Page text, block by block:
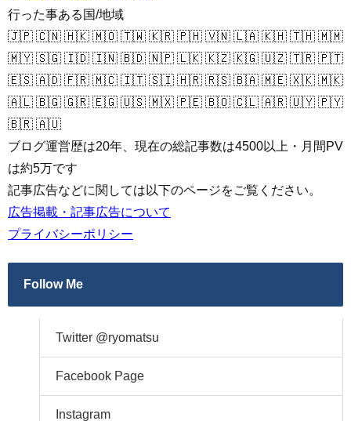
行った事ある国/地域
🇯🇵 🇨🇳 🇭🇰 🇲🇴 🇹🇼 🇰🇷 🇵🇭 🇻🇳 🇱🇦 🇰🇭 🇹🇭 🇲🇲
🇲🇾 🇸🇬 🇮🇩 🇮🇳 🇧🇩 🇳🇵 🇱🇰 🇰🇿 🇰🇬 🇺🇿 🇹🇷 🇵🇹
🇪🇸 🇦🇩 🇫🇷 🇲🇨 🇮🇹 🇸🇮 🇭🇷 🇷🇸 🇧🇦 🇲🇪 🇽🇰 🇲🇰
🇦🇱 🇧🇬 🇬🇷 🇪🇬 🇺🇸 🇲🇽 🇵🇪 🇧🇴 🇨🇱 🇦🇷 🇺🇾 🇵🇾
🇧🇷 🇦🇺
ブログ運営歴は20年、現在の総記事数は4500以上・月間PV
は約5万です
記事広告などに関しては以下のページをご覧ください。
広告掲載・記事広告について
プライバシーポリシー
Follow Me
Twitter @ryomatsu
Facebook Page
Instagram